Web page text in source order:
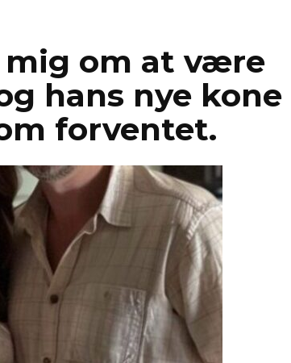
mig om at være
hans nye kone
forventet.